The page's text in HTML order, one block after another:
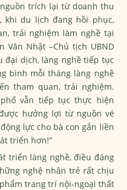
trích lại từ doanh thu
khi du lịch đang hồi phục,
trải nghiệm làm nghề tại
Văn Nhật –Chủ tịch UBND
đại dịch, làng nghề tiếp tục
bình mỗi tháng làng nghề
tham quan, trải nghiệm.
vẫn tiếp tục thực hiện
hưởng lợi từ nguồn vé
lực cho bà con gắn liền
triển hơn!”
triển làng nghề, điều đáng
nghệ nhân trẻ rất chịu
trang trí nội-ngoại thất